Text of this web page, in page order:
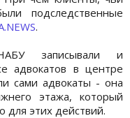
подследственные
.
записывали и
адвокатов в центре
сами адвокаты - она
этажа, который
для этих действий.